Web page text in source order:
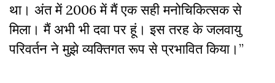
था। अंत में 2006 में मैं एक सही मनोचिकित्सक से
मिला। मैं अभी भी दवा पर हूं। इस तरह के जलवायु
परिवर्तन ने मुझे व्यक्तिगत रूप से प्रभावित किया। ’’